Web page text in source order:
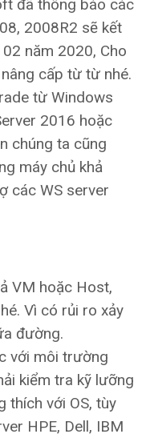
đã thông báo các
2008R2 sẽ kết
năm 2020, Cho
cấp từ từ nhé.
từ Windows
2016 hoặc
chúng ta cũng
máy chủ khả
các WS server
VM hoặc Host,
Vì có rủi ro xảy
đường.
với môi trường
kiểm tra kỹ lưỡng
thích với OS, tùy
HPE, Dell, IBM